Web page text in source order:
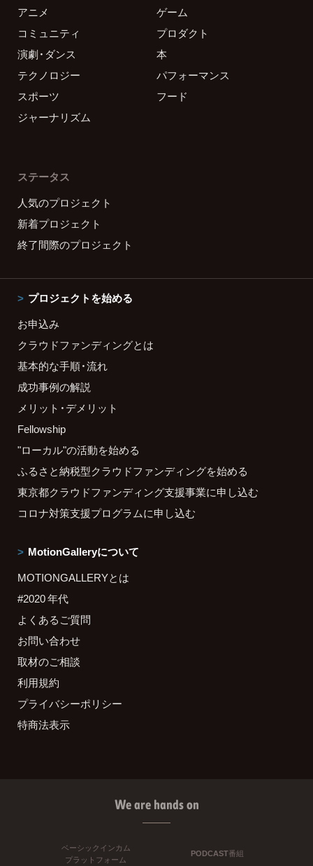
アニメ
ゲーム
コミュニティ
プロダクト
演劇・ダンス
本
テクノロジー
パフォーマンス
スポーツ
フード
ジャーナリズム
ステータス
人気のプロジェクト
新着プロジェクト
終了間際のプロジェクト
プロジェクトを始める
お申込み
クラウドファンディングとは
基本的な手順・流れ
成功事例の解説
メリット・デメリット
Fellowship
"ローカル"の活動を始める
ふるさと納税型クラウドファンディングを始める
東京都クラウドファンディング支援事業に申し込む
コロナ対策支援プログラムに申し込む
MotionGalleryについて
MOTIONGALLERYとは
#2020 年代
よくあるご質問
お問い合わせ
取材のご相談
利用規約
プライバシーポリシー
特商法表示
We are hands on
ベーシックインカム
プラットフォーム
PODCAST番組